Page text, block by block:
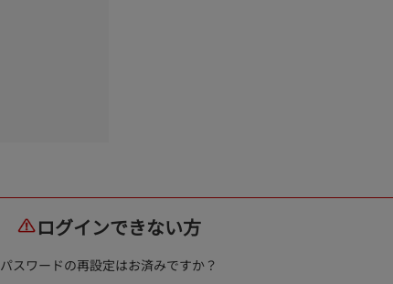
ログインできない方
パスワードの再設定はお済みですか？